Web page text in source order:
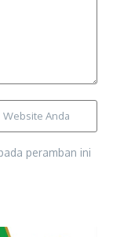
peramban ini